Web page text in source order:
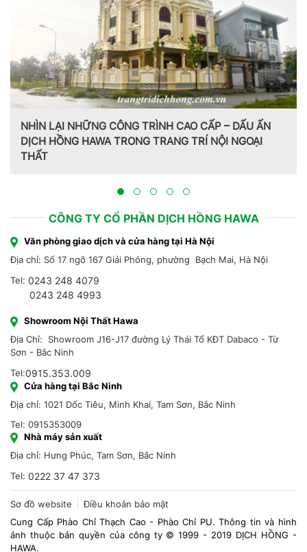
NHÌN LẠI NHỮNG CÔNG TRÌNH CAO CẤP – DẤU ẤN
DỊCH HỒNG HAWA TRONG TRANG TRÍ NỘI NGOẠI
THẤT
CÔNG TY CỔ PHẦN DỊCH HỒNG HAWA
Văn phòng giao dịch và cửa hàng tại Hà Nội
Địa chỉ: Số 17 ngõ 167 Giải Phóng, phường Bạch Mai, Hà Nội
Tel: 0243 248 4079
0243 248 4993
Showroom Nội Thất Hawa
Địa Chỉ: Showroom J16-J17 đường Lý Thái Tổ KĐT Dabaco - Từ
Sơn - Bắc Ninh
Tel:0915.353.009
Cửa hàng tại Bắc Ninh
Địa chỉ: 1021 Dốc Tiêu, Minh Khai, Tam Sơn, Bắc Ninh
Tel: 0915353009
Nhà máy sản xuất
Địa chỉ: Hưng Phúc, Tam Sơn, Bắc Ninh
Tel: 0222 37 47 373
Sơ đồ website
Điều khoản bảo mật
Cung Cấp Phào Chỉ Thạch Cao - Phào Chỉ PU. Thông tin và hình
ảnh thuộc bản quyền của công ty © 1999 - 2019 DỊCH HỒNG -
HAWA.